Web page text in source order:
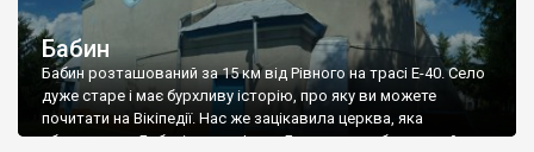
Бабин
Бабин розташований за 15 км від Рівного на трасі Е-40. Село
дуже старе і має бурхливу історію, про яку ви можете
почитати на Вікіпедії. Нас же зацікавила церква, яка
збереглася у Бабині – храм Івана Богослова, збудований у